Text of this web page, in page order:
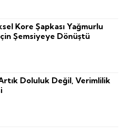
Kore Şapkası Yağmurlu
Şemsiyeye Dönüştü
Doluluk Değil, Verimlilik